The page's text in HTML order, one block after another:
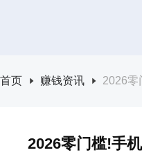
首页 赚钱资讯 2026零
2026零门槛!手